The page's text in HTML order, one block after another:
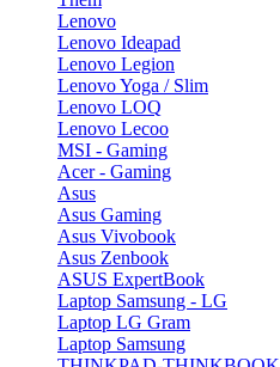
Lenovo
Lenovo Ideapad
Lenovo Legion
Lenovo Yoga / Slim
Lenovo LOQ
Lenovo Lecoo
MSI - Gaming
Acer - Gaming
Asus
Asus Gaming
Asus Vivobook
Asus Zenbook
ASUS ExpertBook
Laptop Samsung - LG
Laptop LG Gram
Laptop Samsung